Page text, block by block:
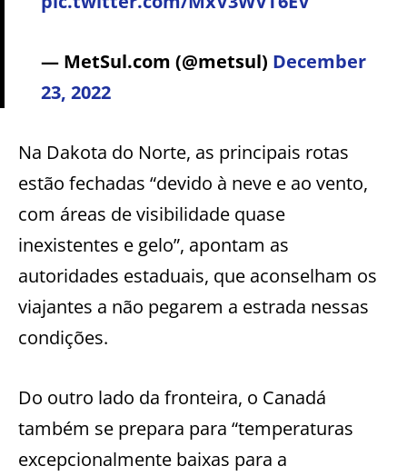
— MetSul.com (@metsul) December
23, 2022
Na Dakota do Norte, as principais rotas
estão fechadas “devido à neve e ao vento,
com áreas de visibilidade quase
inexistentes e gelo”, apontam as
autoridades estaduais, que aconselham os
viajantes a não pegarem a estrada nessas
condições.
Do outro lado da fronteira, o Canadá
também se prepara para “temperaturas
excepcionalmente baixas para a